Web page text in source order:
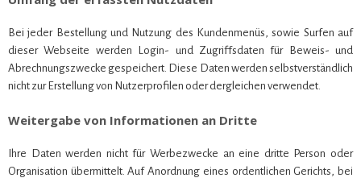
Bei jeder Bestellung und Nutzung des Kundenmenüs, sowie Surfen auf
dieser Webseite werden Login- und Zugriffsdaten für Beweis- und
Abrechnungszwecke gespeichert. Diese Daten werden selbstverständlich
nicht zur Erstellung von Nutzerprofilen oder dergleichen verwendet.
Weitergabe von Informationen an Dritte
Ihre Daten werden nicht für Werbezwecke an eine dritte Person oder
Organisation übermittelt. Auf Anordnung eines ordentlichen Gerichts, bei